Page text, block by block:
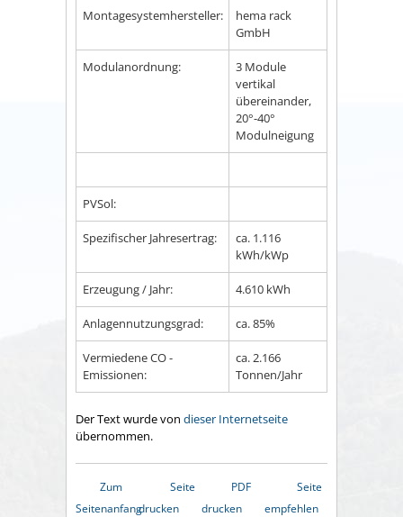
Montagesystemhersteller:
hema rack
GmbH
Modulanordnung:
3 Module
vertikal
übereinander,
20°-40°
Modulneigung
PVSol:
Spezifischer Jahresertrag:
ca. 1.116
kWh/kWp
Erzeugung / Jahr: 4.610 kWh
Anlagennutzungsgrad: ca. 85%
Vermiedene CO -
Emissionen:
ca. 2.166
Tonnen/Jahr
Der Text wurde von dieser Internetseite
übernommen.
Zum
Seitenanfang
Seite
drucken
PDF
drucken
Seite
empfehlen